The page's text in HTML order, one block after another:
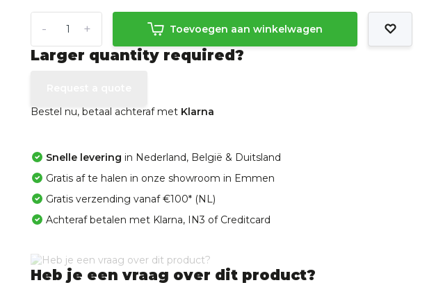
+
- Toevoegen aan winkelwagen
Larger quantity required?
Bestel nu, betaal achteraf met Klarna
Snelle levering in Nederland, België & Duitsland
Gratis af te halen in onze showroom in Emmen
Gratis verzending vanaf €100* (NL)
Achteraf betalen met Klarna, IN3 of Creditcard
Heb je een vraag over dit product?